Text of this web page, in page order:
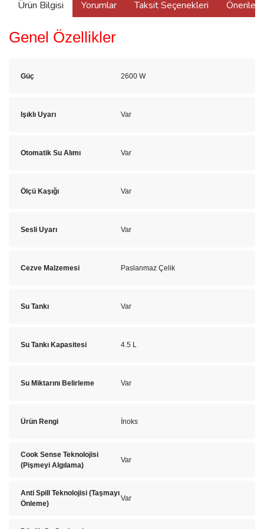
Ürün Bilgisi Yorumlar Taksit Seçenekleri
Genel Özellikler
Güç 2600 W
Işıklı Uyarı Var
Otomatik Su Alımı Var
Ölçü Kaşığı Var
Sesli Uyarı Var
Cezve Malzemesi Paslanmaz Çelik
Su Tankı Var
Su Tankı Kapasitesi 4.5 L
Su Miktarını Belirleme Var
Ürün Rengi İnoks
Cook Sense Teknolojisi
(Pişmeyi Algılama)
Var
Anti Spill Teknolojisi (Taşmayı
Önleme)
Var